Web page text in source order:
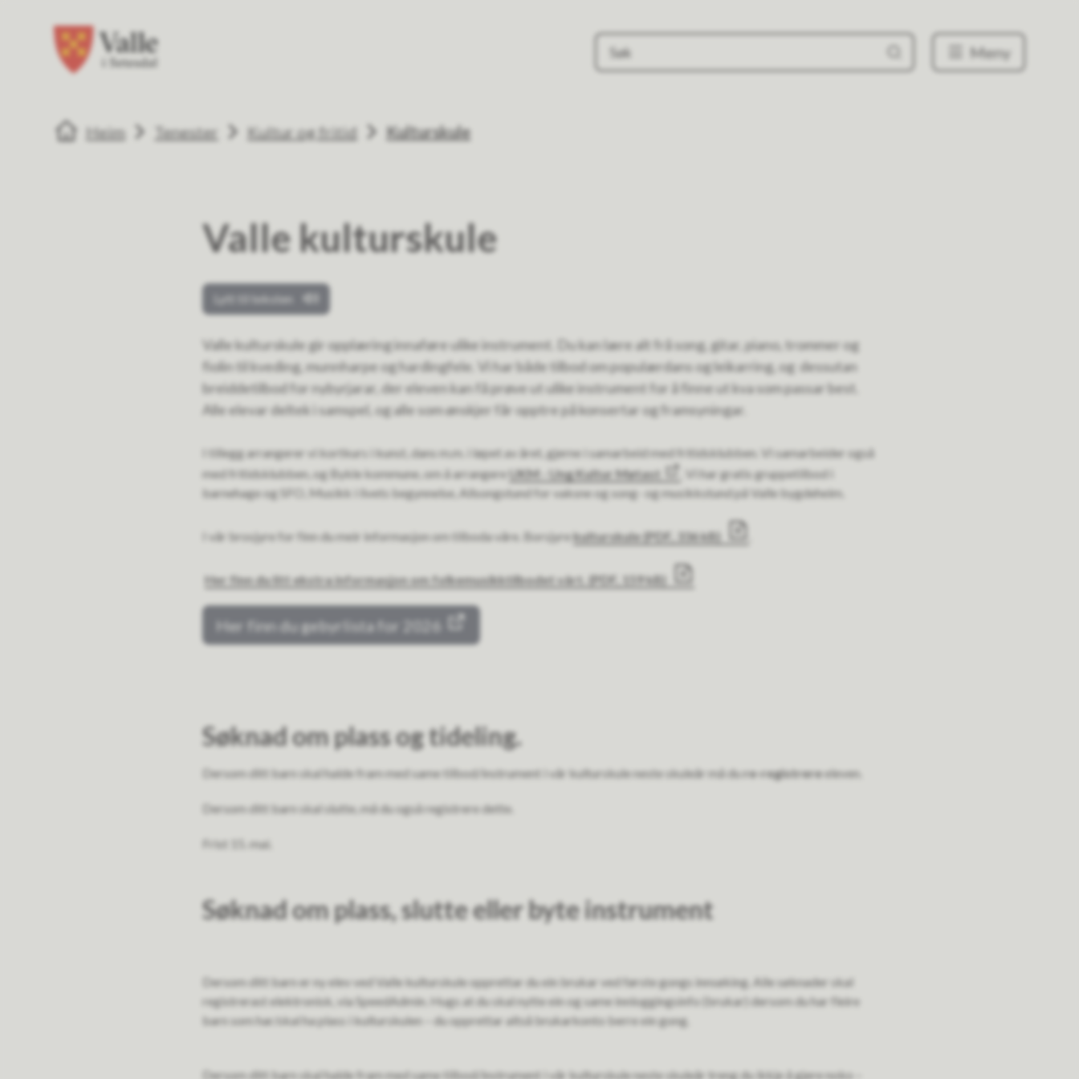
Valle kommune
Meny
Du er her:Heim Tenester Kultur og fritid Kulturskule
Valle kulturskule
Lytt til teksten
Valle kulturskule gir opplæring innaføre ulike instrument. Du kan lære alt frå song, gitar, piano, trommer og
fiolin til kveding, munnharpe og hardingfele. Vi har både tilbod om populærdans og leikarring, og dessutan
breiddetilbod for nybyrjarar, der eleven kan få prøve ut ulike instrument for å finne ut kva som passar best.
Alle elevar deltek i samspel, og alle som ønskjer får opptre på konsertar og framsyningar.
I tillegg arrangerer vi kortkurs i kunst, dans m.m. i løpet av året, gjerne i samarbeid med fritidsklubben. Vi samarbeider også
med fritidsklubben, og Bykle kommune, om å arrangereUKM - Ung Kultur Møtast
. Vi har gratis gruppetilbod i
barnehage og SFO, Musikk i livets begynnelse, Allsongstund for vaksne og song- og musikkstund på Valle bygdeheim.
I vår brosjyre for finn du meir informasjon om tilboda våre. Borsjyrekulturskule(PDF, 336 kB)
Her finn du litt ekstra informasjon om folkemusikktilbodet vårt. (PDF, 159 kB)
Her finn du gebyrlista for 2026
Søknad om plass og tideling.
Dersom ditt barn skal halde fram med same tilbod/instrument i vår kulturskule neste skuleår må dure-registrereeleven.
Dersom ditt barn skal slutte, må du også registrere dette.
Frist 15. mai.
Søknad om plass, slutte eller byte instrument
Dersom ditt barn er ny elev ved Valle kulturskule opprettar du ein brukar ved første gongs innsøking. Alle søknader skal
registrerast elektronisk, via SpeedAdmin. Hugs at du skal nytte ein og same innloggingsinfo (brukar) dersom du har fleire
barn som har/skal ha plass i kulturskulen – du opprettar altså brukarkonto berre ein gong.
Dersom ditt barn skal halde fram med same tilbod/instrument i vår kulturskule neste skuleår treng du ikkje å gjere noko –